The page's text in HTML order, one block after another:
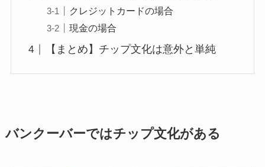
クレジットカードの場合
現金の場合
【まとめ】チップ文化は意外と単純
バンクーバーではチップ文化がある